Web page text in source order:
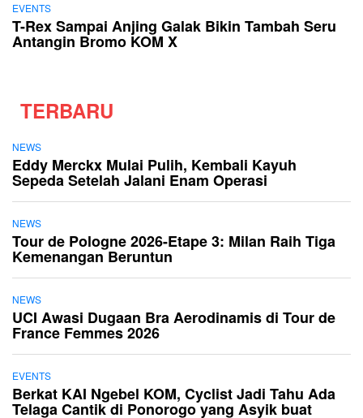
EVENTS
T-Rex Sampai Anjing Galak Bikin Tambah Seru
Antangin Bromo KOM X
TERBARU
NEWS
Eddy Merckx Mulai Pulih, Kembali Kayuh
Sepeda Setelah Jalani Enam Operasi
NEWS
Tour de Pologne 2026-Etape 3: Milan Raih Tiga
Kemenangan Beruntun
NEWS
UCI Awasi Dugaan Bra Aerodinamis di Tour de
France Femmes 2026
EVENTS
Berkat KAI Ngebel KOM, Cyclist Jadi Tahu Ada
Telaga Cantik di Ponorogo yang Asyik buat